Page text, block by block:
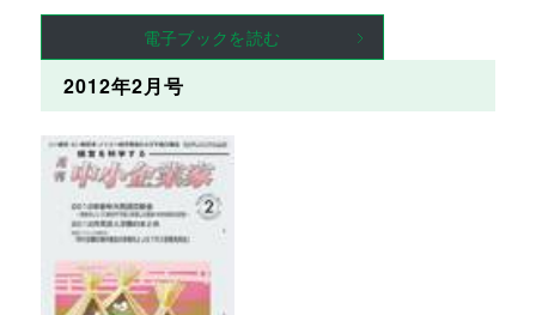
電子ブックを読む
2012年2月号